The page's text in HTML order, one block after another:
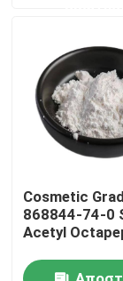
Ποιοτικός
Επαφή ΗΠΑ
Ειδήσεις
Ζητήστε ένα
Φυσικό
Cosmetic
868844-74-0
Acetyl